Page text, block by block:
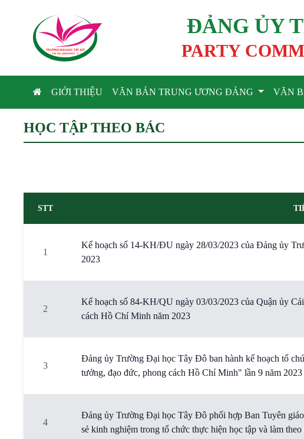
TRƯỜNG ĐẠI HỌC TÂY ĐÔ
TAY DO UNIVERSIT Y
ĐẢNG ỦY
PARTY
GIỚI THIỆU VĂN BẢN TRUNG ƯƠNG ĐẢNG VĂN
HỌC TẬP THEO BÁC
STT
1
Kế hoạch số 14-KH/ĐU ngày 28/03/2023 của Đảng ủy
2023
2
Kế hoạch số 84-KH/QU ngày 03/03/2023 của Quận ủy
cách Hồ Chí Minh năm 2023
3
Đảng ủy Trường Đại học Tây Đô ban hành kế hoạch tổ
tưởng, đạo đức, phong cách Hồ Chí Minh" lần 9 năm 2023
4
Đảng ủy Trường Đại học Tây Đô phối hợp Ban Tuyên
sẻ kinh nghiệm trong tổ chức thực hiện học tập và làm